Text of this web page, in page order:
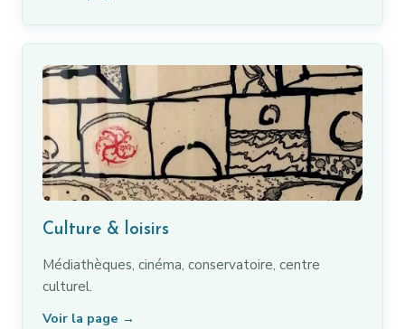
Culture & loisirs
Médiathèques, cinéma, conservatoire, centre
culturel.
Voir la page →